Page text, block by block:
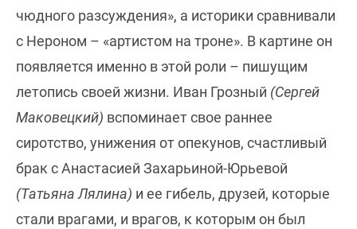
чюдного разсуждения», а историки сравнивали
с Нероном – «артистом на троне». В картине он
появляется именно в этой роли – пишущим
летопись своей жизни. Иван Грозный (Сергей
Маковецкий) вспоминает свое раннее
сиротство, унижения от опекунов, счастливый
брак с Анастасией Захарьиной-Юрьевой
(Татьяна Лялина) и ее гибель, друзей, которые
стали врагами, и врагов, к которым он был